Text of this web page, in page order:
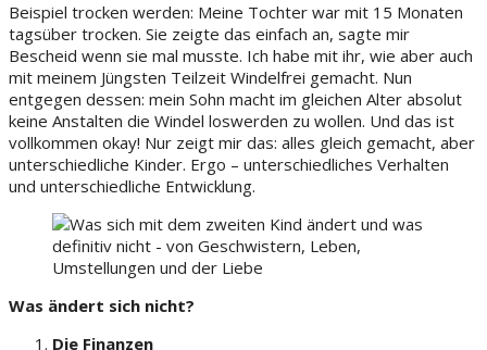
Beispiel trocken werden: Meine Tochter war mit 15 Monaten
tagsüber trocken. Sie zeigte das einfach an, sagte mir
Bescheid wenn sie mal musste. Ich habe mit ihr, wie aber auch
mit meinem Jüngsten Teilzeit Windelfrei gemacht. Nun
entgegen dessen: mein Sohn macht im gleichen Alter absolut
keine Anstalten die Windel loswerden zu wollen. Und das ist
vollkommen okay! Nur zeigt mir das: alles gleich gemacht, aber
unterschiedliche Kinder. Ergo – unterschiedliches Verhalten
und unterschiedliche Entwicklung.
Was ändert sich nicht?
Die Finanzen